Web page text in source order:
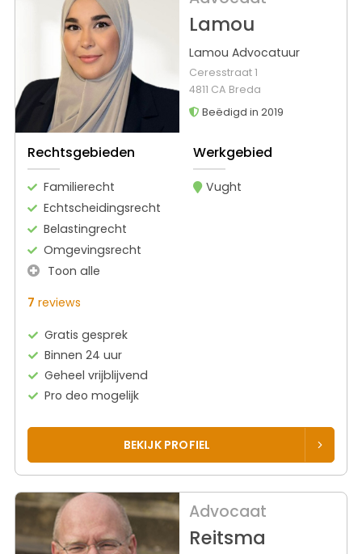
Lamou
Lamou Advocatuur
Ceresstraat 1
4811 CA Breda
Beëdigd in 2019
Rechtsgebieden
Familierecht
Echtscheidingsrecht
Belastingrecht
Omgevingsrecht
Toon alle
Werkgebied
Vught
7 reviews
Gratis gesprek
Binnen 24 uur
Geheel vrijblijvend
Pro deo mogelijk
BEKIJK PROFIEL
Advocaat
Reitsma